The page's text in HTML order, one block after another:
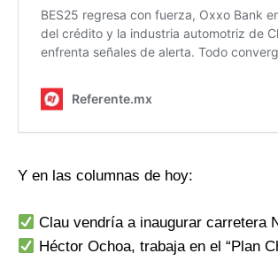
Y en las columnas de hoy:
Clau vendría a inaugurar carretera
Héctor Ochoa, trabaja en el “Plan